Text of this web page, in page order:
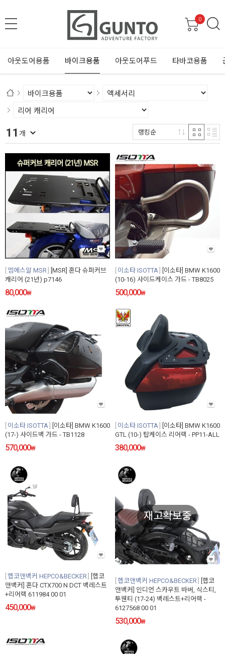
0
아웃도어용품 바이크용품 아웃도어푸드 타바코용품
11 개 랭킹순
엠에스알 MSR
[MSR] 혼다 슈퍼커브
캐리어 (21년) p7146
80,000₩
이소타 ISOTTA
[이소타] BMW K1600
(10-16) 사이드케이스 가드 - TB8025
500,000₩
이소타 ISOTTA
[이소타] BMW K1600
(17-) 사이드백 가드 - TB1128
570,000₩
이소타 ISOTTA
[이소타] BMW K1600
GTL (10-) 탑케이스 리어랙 - PP11-ALL
380,000₩
햅코앤백커 HEPCO&BECKER
[햅코
앤백커] 혼다 CTX700 N DCT 백레스트
+리어랙 611984 00 01
450,000₩
재고확보중
햅코앤백커 HEPCO&BECKER
[햅코
앤백커] 인디언 스카우트 바버, 식스티,
투웬티 (17-24) 백레스트+리어랙 -
6127568 00 01
530,000₩